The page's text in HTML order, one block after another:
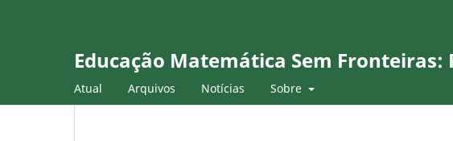
Educação Matemática Sem
Atual Arquivos Notícias Sobre